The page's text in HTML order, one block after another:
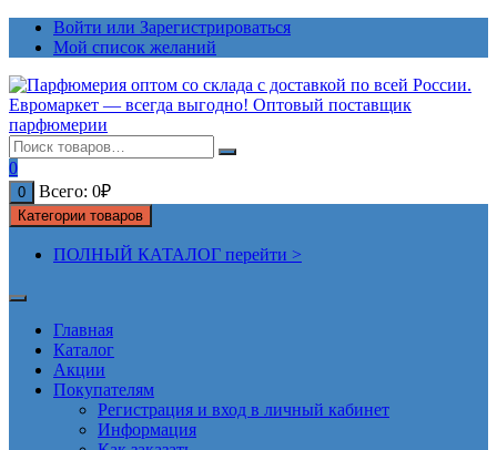
ПерейтиВойти или Зарегистрироваться
Мой список желаний
0
0 Всего: 0₽
Категории товаров
ПОЛНЫЙ КАТАЛОГ перейти >
Главная
Каталог
Акции
Покупателям
Регистрация и вход в личный кабинет
Информация